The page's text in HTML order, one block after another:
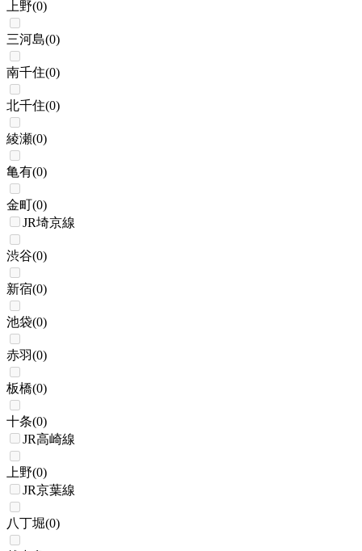
上野(0)
三河島(0)
南千住(0)
北千住(0)
綾瀬(0)
亀有(0)
金町(0)
JR埼京線
渋谷(0)
新宿(0)
池袋(0)
赤羽(0)
板橋(0)
十条(0)
JR高崎線
上野(0)
JR京葉線
八丁堀(0)